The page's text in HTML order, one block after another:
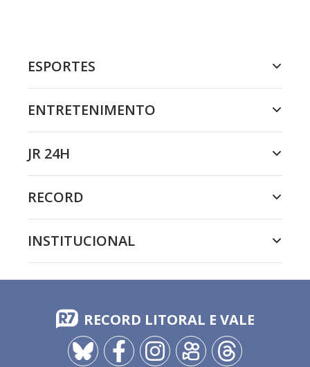
ESPORTES
ENTRETENIMENTO
JR 24H
RECORD
INSTITUCIONAL
RECORD LITORAL E VALE